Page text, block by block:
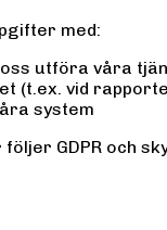
med:
utföra våra
(t.ex. vid
system
GDPR och